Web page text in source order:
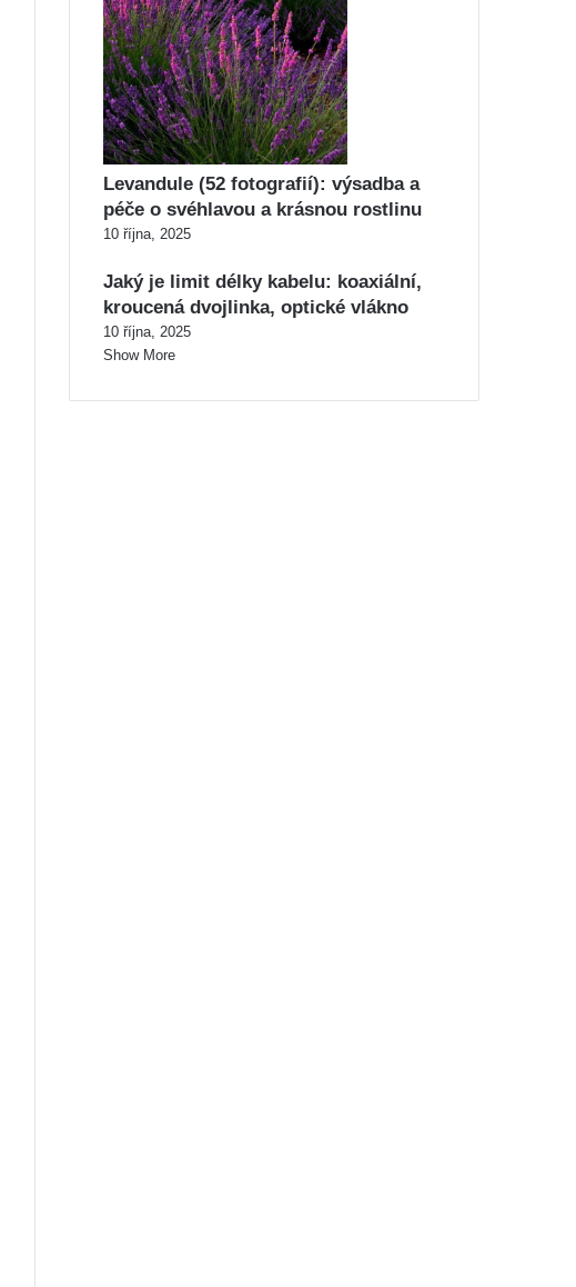
Levandule (52 fotografií): výsadba a
péče o svéhlavou a krásnou rostlinu
10 října, 2025
Jaký je limit délky kabelu: koaxiální,
kroucená dvojlinka, optické vlákno
10 října, 2025
Show More